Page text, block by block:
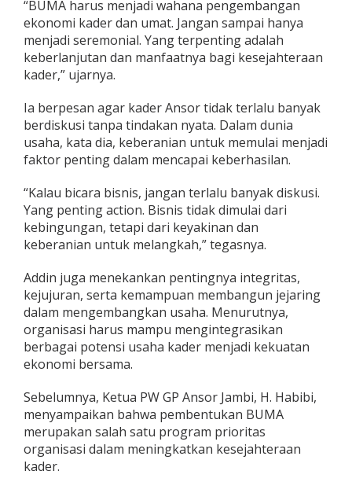
“BUMA harus menjadi wahana pengembangan
ekonomi kader dan umat. Jangan sampai hanya
menjadi seremonial. Yang terpenting adalah
keberlanjutan dan manfaatnya bagi kesejahteraan
kader,” ujarnya.
Ia berpesan agar kader Ansor tidak terlalu banyak
berdiskusi tanpa tindakan nyata. Dalam dunia
usaha, kata dia, keberanian untuk memulai menjadi
faktor penting dalam mencapai keberhasilan.
“Kalau bicara bisnis, jangan terlalu banyak diskusi.
Yang penting action. Bisnis tidak dimulai dari
kebingungan, tetapi dari keyakinan dan
keberanian untuk melangkah,” tegasnya.
Addin juga menekankan pentingnya integritas,
kejujuran, serta kemampuan membangun jejaring
dalam mengembangkan usaha. Menurutnya,
organisasi harus mampu mengintegrasikan
berbagai potensi usaha kader menjadi kekuatan
ekonomi bersama.
Sebelumnya, Ketua PW GP Ansor Jambi, H. Habibi,
menyampaikan bahwa pembentukan BUMA
merupakan salah satu program prioritas
organisasi dalam meningkatkan kesejahteraan
kader.